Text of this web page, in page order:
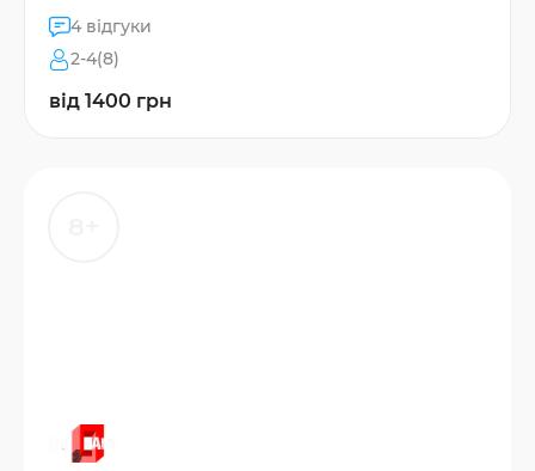
4 відгуки
2-4(8)
від 1400 грн